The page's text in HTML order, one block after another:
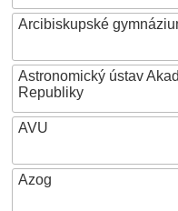
Arcibiskupské
Astronomický ústav
Republiky
AVU
Azog